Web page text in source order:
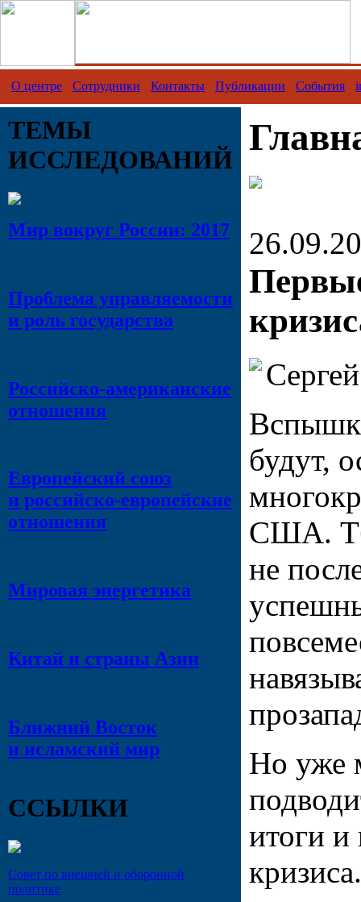
О центре Сотрудники Контакты Публикации События
ТЕМЫ
ИССЛЕДОВАНИЙ
Мир вокруг России: 2017
Проблема управляемости
и роль государства
Российско-американские
отношения
Европейский союз
и российско-европейские
отношения
Мировая энергетика
Китай и страны Азии
Ближний Восток
и исламский мир
ССЫЛКИ
Совет по внешней и оборонной
политике
будут,
США.
не
Но уже
итоги и